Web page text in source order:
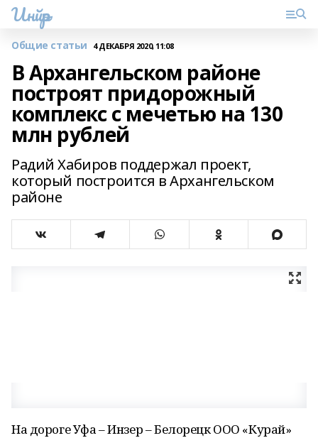
Инйәр
Общие статьи 4 ДЕКАБРЯ 2020, 11:08
В Архангельском районе
построят придорожный
комплекс с мечетью на 130
млн рублей
Радий Хабиров поддержал проект,
который построится в Архангельском
районе
На дороге Уфа – Инзер – Белорецк ООО «Курай»